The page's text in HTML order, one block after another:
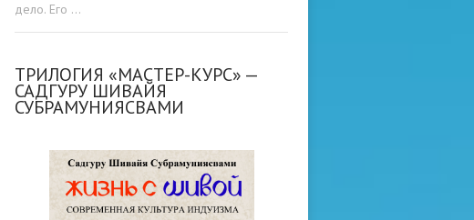
дело. Его …
ТРИЛОГИЯ «МАСТЕР-КУРС» —
САДГУРУ ШИВАЙЯ
СУБРАМУНИЯСВАМИ